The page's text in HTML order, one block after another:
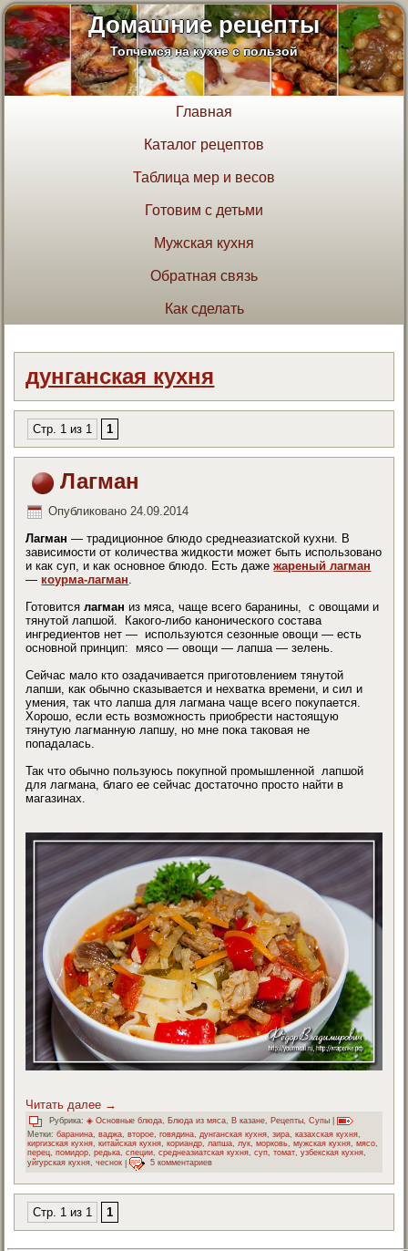
Домашние рецепты
Топчемся на кухне с пользой
Главная
Каталог рецептов
Таблица мер и весов
Готовим с детьми
Мужская кухня
Обратная связь
Как сделать
дунганская кухня
Стр. 1 из 1 1
Лагман
Опубликовано 24.09.2014
Лагман — традиционное блюдо среднеазиатской кухни. В
зависимости от количества жидкости может быть использовано
и как суп, и как основное блюдо. Есть дажежареный лагман
— коурма-лагман.
Готовитсялагман из мяса, чаще всего баранины, с овощами и
тянутой лапшой. Какого-либо канонического состава
ингредиентов нет — используются сезонные овощи — есть
основной принцип: мясо — овощи — лапша — зелень.
Сейчас мало кто озадачивается приготовлением тянутой
лапши, как обычно сказывается и нехватка времени, и сил и
умения, так что лапша для лагмана чаще всего покупается.
Хорошо, если есть возможность приобрести настоящую
тянутую лагманную лапшу, но мне пока таковая не
попадалась.
Так что обычно пользуюсь покупной промышленной лапшой
для лагмана, благо ее сейчас достаточно просто найти в
магазинах.
Читать далее →
Рубрика: ◈ Основные блюда Блюда из мяса В казане Рецепты ,Супы
Метки: баранина ,ваджа ,второе ,говядина дунганская кухня ,зира ,казахская кухня
киргизская кухня ,китайская кухня ,кориандр лапша лук ,морковь ,мужская кухня ,мясо
перец ,помидор ,редька ,специи ,среднеазиатская кухня ,суп ,томат ,узбекская кухня
уйгурская кухня,чеснок | 5 комментариев
Стр. 1 из 1 1